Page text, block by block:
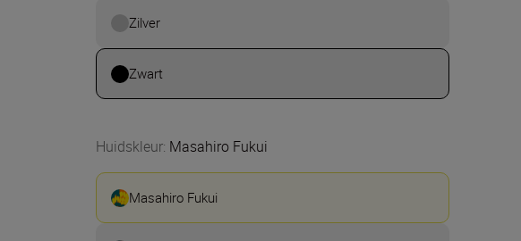
Zilver
Zwart
Huidskleur: Masahiro Fukui
Masahiro Fukui